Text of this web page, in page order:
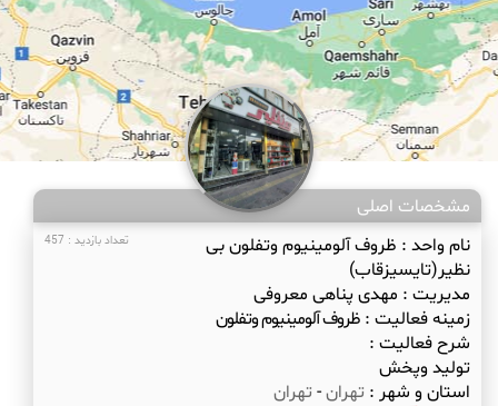
مشخصات اصلی
تعداد بازدید : 457 نام واحد : ظروف آلومینیوم وتفلون بی
نظیر(تایسیزقاب)
مدیریت : مهدی پناهی معروفی
زمینه فعالیت :ظروف آلومینیوم وتفلون
شرح فعالیت :
تولید وپخش
استان و شهر : تهران- تهران